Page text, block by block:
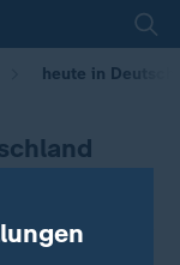
heute in